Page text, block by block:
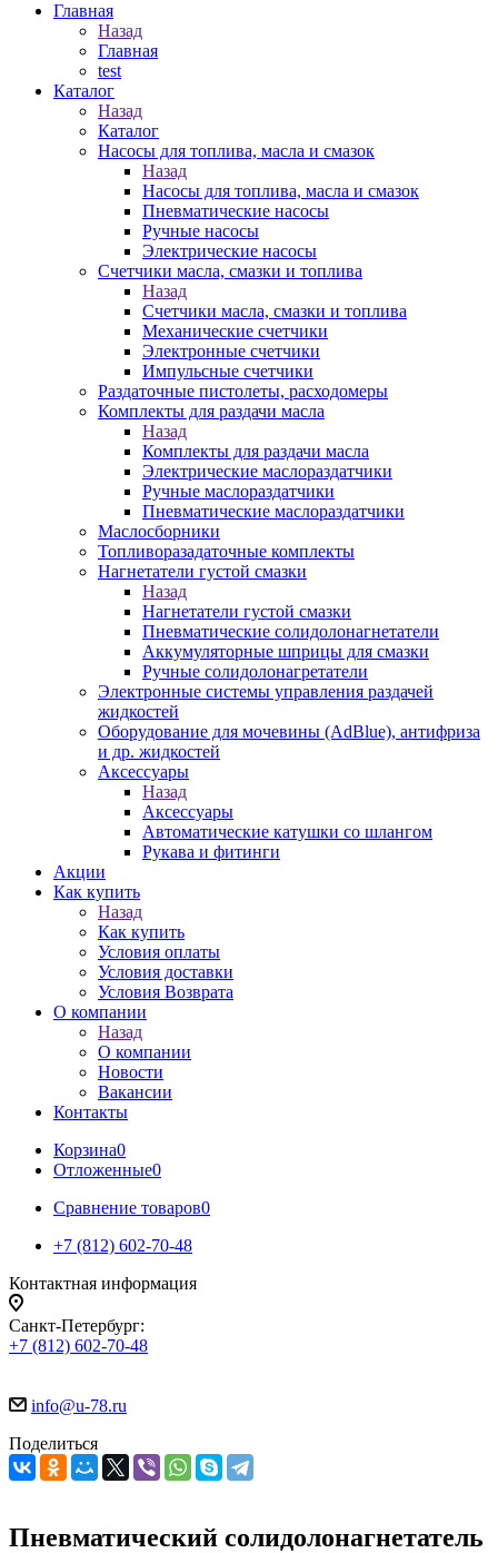
Главная
Назад
Главная
test
Каталог
Назад
Каталог
Насосы для топлива, масла и смазок
Назад
Насосы для топлива, масла и смазок
Пневматические насосы
Ручные насосы
Электрические насосы
Счетчики масла, смазки и топлива
Назад
Счетчики масла, смазки и топлива
Механические счетчики
Электронные счетчики
Импульсные счетчики
Раздаточные пистолеты, расходомеры
Комплекты для раздачи масла
Назад
Комплекты для раздачи масла
Электрические маслораздатчики
Ручные маслораздатчики
Пневматические маслораздатчики
Маслосборники
Топливоразадаточные комплекты
Нагнетатели густой смазки
Назад
Нагнетатели густой смазки
Пневматические солидолонагнетатели
Аккумуляторные шприцы для смазки
Ручные солидолонагретатели
Электронные системы управления раздачей
жидкостей
Оборудование для мочевины (AdBlue), антифриза
и др. жидкостей
Аксессуары
Назад
Аксессуары
Автоматические катушки со шлангом
Рукава и фитинги
Акции
Как купить
Назад
Как купить
Условия оплаты
Условия доставки
Условия Возврата
О компании
Назад
О компании
Новости
Вакансии
Контакты
Корзина0
Отложенные0
Сравнение товаров0
+7 (812) 602-70-48
Контактная информация
Санкт-Петербург:
+7 (812) 602-70-48
info@u-78.ru
Поделиться
Пневматический солидолонагнетатель